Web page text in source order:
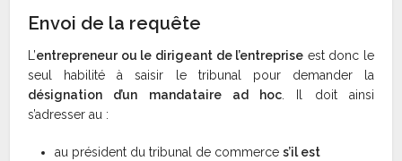
Envoi de la requête
L’entrepreneur ou le dirigeant de l’entreprise est donc le
seul habilité à saisir le tribunal pour demander la
désignation d’un mandataire ad hoc. Il doit ainsi
s’adresser au :
au président du tribunal de commerces’il est